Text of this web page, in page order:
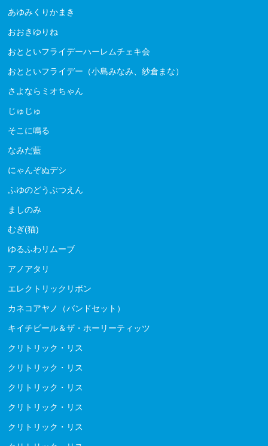
あゆみくりかまき
おおきゆりね
おとといフライデーハーレムチェキ会
おとといフライデー（小島みなみ、紗倉まな）
さよならミオちゃん
じゅじゅ
そこに鳴る
なみだ藍
にゃんぞぬデシ
ふゆのどうぶつえん
ましのみ
むぎ(猫)
ゆるふわリムーブ
アノアタリ
エレクトリックリボン
カネコアヤノ（バンドセット）
キイチビール＆ザ・ホーリーティッツ
クリトリック・リス
クリトリック・リス
クリトリック・リス
クリトリック・リス
クリトリック・リス